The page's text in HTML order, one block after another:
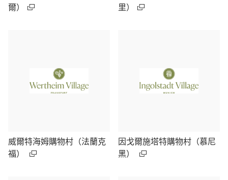
爾）
里）
威爾特海姆購物村（法蘭克
福）
因戈爾施塔特購物村（慕尼
黑）